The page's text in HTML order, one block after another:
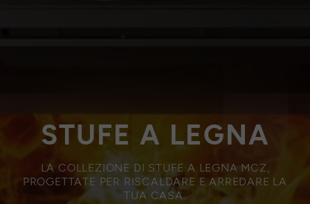
STUFE A LEGNA
LA COLLEZIONE DI STUFE A LEGNA MCZ,
PROGETTATE PER RISCALDARE E ARREDARE LA
TUA CASA.